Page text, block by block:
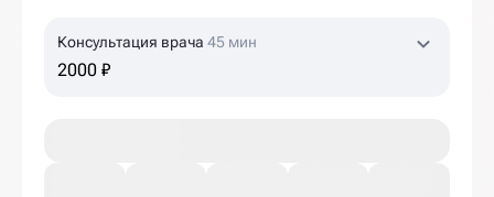
Консультация врача 45 мин
2000 ₽